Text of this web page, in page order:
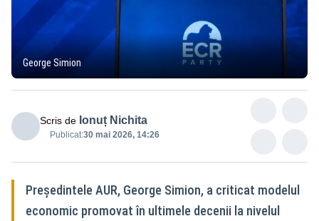
George Simion
Scris de Ionuț Nichita
Publicat:30 mai 2026, 14:26
Președintele AUR, George Simion, a criticat modelul
economic promovat în ultimele decenii la nivelul